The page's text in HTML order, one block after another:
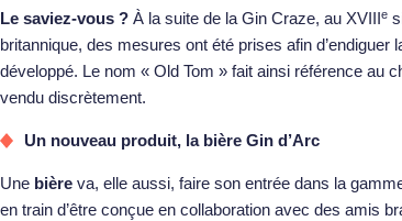
Le saviez-vous ? À la suite de la Gin Craze, au XVIII e
britannique, des mesures ont été prises afin
développé. Le nom « Old Tom » fait ainsi référence au
vendu discrètement.
Un nouveau produit, la bière Gin d’Arc
Une bière va, elle aussi, faire son entrée dans la
en train d’être conçue en collaboration avec des amis